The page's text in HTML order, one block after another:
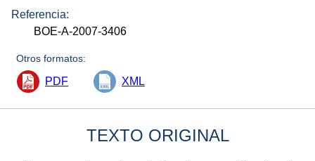
Referencia:
BOE-A-2007-3406
Otros formatos:
PDF XML
TEXTO ORIGINAL